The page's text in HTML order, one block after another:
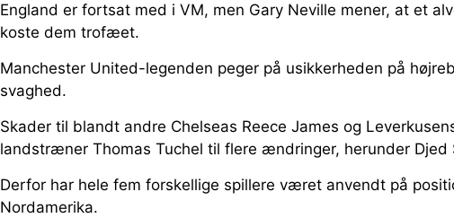
England er fortsat med i VM, men Gary Neville mener, at et
koste dem trofæet.
Manchester United-legenden peger på usikkerheden på
svaghed.
Skader til blandt andre Chelseas Reece James og
landstræner Thomas Tuchel til flere ændringer, herunder Djed
Derfor har hele fem forskellige spillere været anvendt på
Nordamerika.